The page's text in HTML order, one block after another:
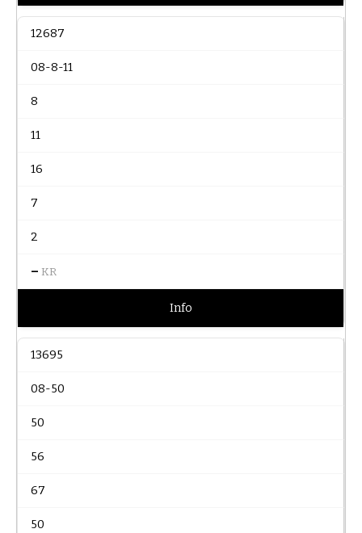
12687
08-8-11
8
11
16
7
2
– KR
Info
13695
08-50
50
56
67
50